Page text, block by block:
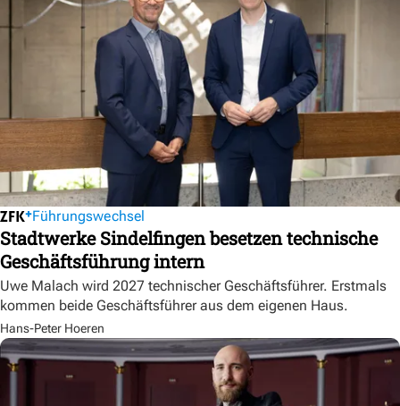
Führungswechsel
Stadtwerke Sindelfingen besetzen technische
Geschäftsführung intern
Uwe Malach wird 2027 technischer Geschäftsführer. Erstmals
kommen beide Geschäftsführer aus dem eigenen Haus.
Hans-Peter Hoeren